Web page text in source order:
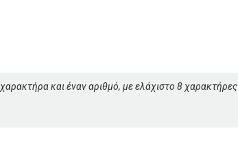
και έναν αριθμό, με ελάχιστο 8 χαρακτήρες